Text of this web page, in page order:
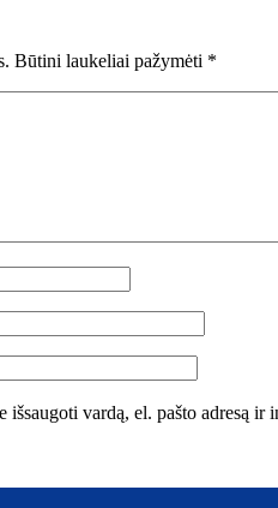
Būtini laukeliai pažymėti *
išsaugoti vardą, el. pašto adresą